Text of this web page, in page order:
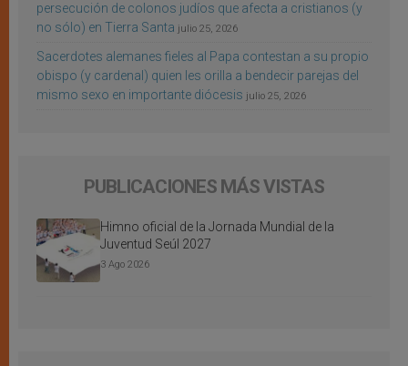
persecución de colonos judíos que afecta a cristianos (y
no sólo) en Tierra Santa julio 25, 2026
Sacerdotes alemanes fieles al Papa contestan a su propio
obispo (y cardenal) quien les orilla a bendecir parejas del
mismo sexo en importante diócesis julio 25, 2026
PUBLICACIONES MÁS VISTAS
Himno oficial de la Jornada Mundial de la
Juventud Seúl 2027
3 Ago 2026